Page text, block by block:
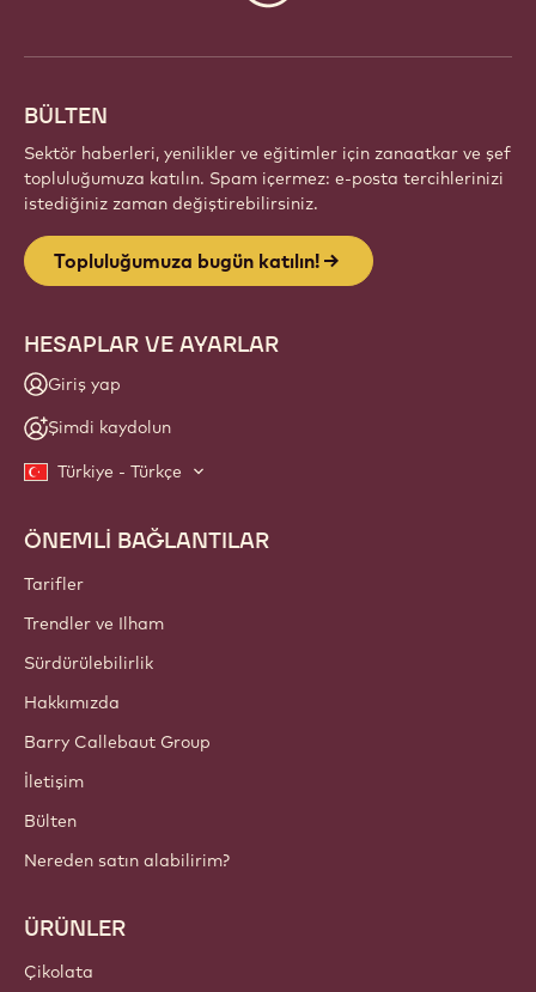
BÜLTEN
Sektör haberleri, yenilikler ve eğitimler için zanaatkar ve şef
topluluğumuza katılın. Spam içermez: e-posta tercihlerinizi
istediğiniz zaman değiştirebilirsiniz.
Topluluğumuza bugün katılın!
HESAPLAR VE AYARLAR
Giriş yap
Şimdi kaydolun
Türkiye - Türkçe
Footer
Callebaut
ÖNEMLİ BAĞLANTILAR
Tarifler
Trendler ve Ilham
Sürdürülebilirlik
Hakkımızda
Barry Callebaut Group
İletişim
Bülten
Nereden satın alabilirim?
ÜRÜNLER
Çikolata